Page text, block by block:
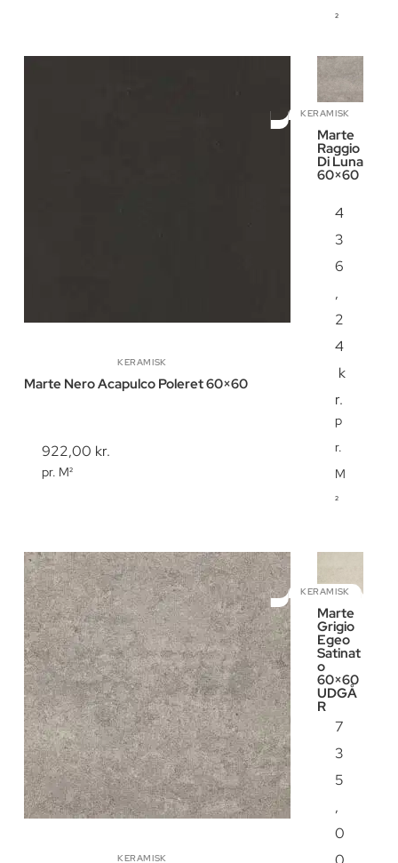
²
KERAMISK
Marte Nero Acapulco Poleret 60×60
922,00 kr.
pr. M²
KERAMISK
Marte
Raggio
Di Luna
60×60
4
3
6
,
2
4
k
r.
p
r.
M
²
KERAMISK
KERAMISK
Marte
Grigio
Egeo
Satinat
o
60×60
UDGÅ
R
7
3
5
,
0